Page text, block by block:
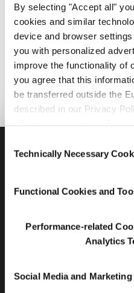
By selecting "Accept all"
cookies and similar
device and browser
you with personalized
improve the functionality of
you agree that this
be transferred outside the
described in our Privacy
information.
Selection
Technically Necessary
Functional Cookies and
Performance-related
Analytics
Social Media and
mit Wasser und Boden.
Wasserverbrauch in unserem
Wassim Salib, Globaler
„Indem wir die Ressourcen
Klimaschutz bei.“ Der
Baustein zum
biologischen Rohstoffe
Menthol
Vanille
Künstliche Intelligenz